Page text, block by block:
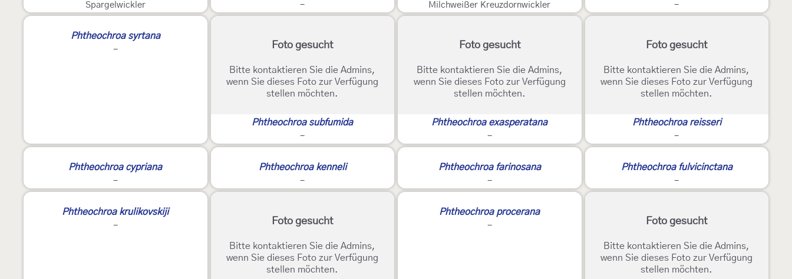
Spargelwickler - Milchweißer Kreuzdornwickler -
Phtheochroa syrtana
- Foto gesucht
Bitte kontaktieren Sie die Admins,
wenn Sie dieses Foto zur Verfügung
stellen möchten.
Phtheochroa subfumida
-
Foto gesucht
Bitte kontaktieren Sie die Admins,
wenn Sie dieses Foto zur Verfügung
stellen möchten.
Phtheochroa exasperatana
-
Foto gesucht
Bitte kontaktieren Sie die Admins,
wenn Sie dieses Foto zur Verfügung
stellen möchten.
Phtheochroa reisseri
-
Phtheochroa cypriana
-
Phtheochroa kenneli
-
Phtheochroa farinosana
-
Phtheochroa fulvicinctana
-
Phtheochroa krulikovskiji
- Foto gesucht
Bitte kontaktieren Sie die Admins,
wenn Sie dieses Foto zur Verfügung
stellen möchten.
Phtheochroa procerana
- Foto gesucht
Bitte kontaktieren Sie die Admins,
wenn Sie dieses Foto zur Verfügung
stellen möchten.